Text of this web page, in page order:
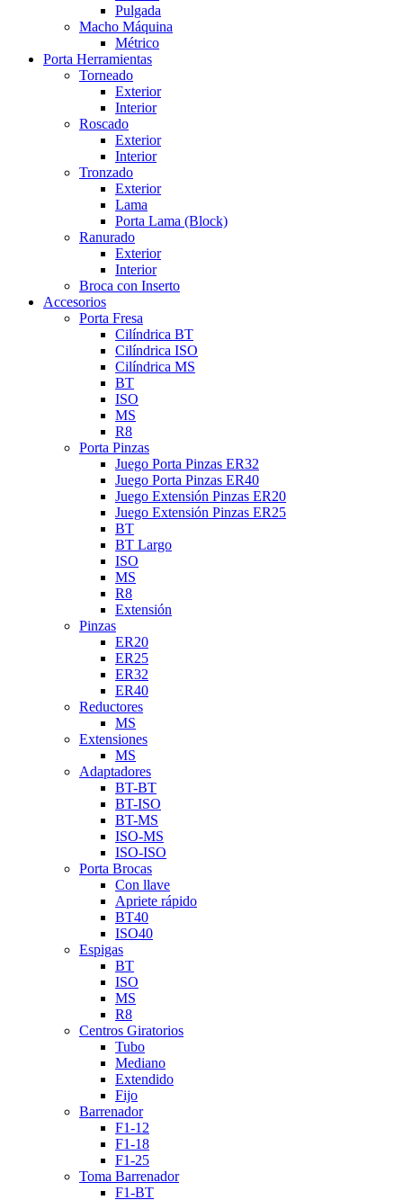
Pulgada
Macho Máquina
Métrico
Porta Herramientas
Torneado
Exterior
Interior
Roscado
Exterior
Interior
Tronzado
Exterior
Lama
Porta Lama (Block)
Ranurado
Exterior
Interior
Broca con Inserto
Accesorios
Porta Fresa
Cilíndrica BT
Cilíndrica ISO
Cilíndrica MS
BT
ISO
MS
R8
Porta Pinzas
Juego Porta Pinzas ER32
Juego Porta Pinzas ER40
Juego Extensión Pinzas ER20
Juego Extensión Pinzas ER25
BT
BT Largo
ISO
MS
R8
Extensión
Pinzas
ER20
ER25
ER32
ER40
Reductores
MS
Extensiones
MS
Adaptadores
BT-BT
BT-ISO
BT-MS
ISO-MS
ISO-ISO
Porta Brocas
Con llave
Apriete rápido
BT40
ISO40
Espigas
BT
ISO
MS
R8
Centros Giratorios
Tubo
Mediano
Extendido
Fijo
Barrenador
F1-12
F1-18
F1-25
Toma Barrenador
F1-BT